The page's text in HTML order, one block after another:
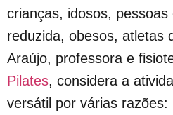
crianças, idosos, pessoas
reduzida, obesos, atletas
Araújo, professora e
Pilates, considera a
versátil por várias razões: